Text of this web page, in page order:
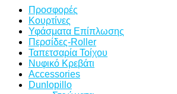
Προσφορές
Κουρτίνες
Υφάσματα Επίπλωσης
Περσίδες-Roller
Ταπετσαρία Τοίχου
Νυφικό Κρεβάτι
Accessories
Dunlopillo